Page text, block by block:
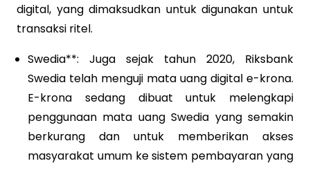
digital, yang dimaksudkan untuk digunakan untuk
transaksi ritel.
Swedia**: Juga sejak tahun 2020, Riksbank
Swedia telah menguji mata uang digital e-krona.
E-krona sedang dibuat untuk melengkapi
penggunaan mata uang Swedia yang semakin
berkurang dan untuk memberikan akses
masyarakat umum ke sistem pembayaran yang